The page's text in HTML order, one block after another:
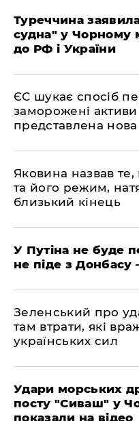
Туреччина
судна" у Чорному
до РФ і України
ЄС шукає спосіб
заморожені активи
представлена
Яковина назвав те,
та його режим,
близький кінець
У Путіна не буде
не піде з Донбасу
Зеленський про
там втрати, які
українських сил
Удари морських
посту "Сиваш" у
показали на відео